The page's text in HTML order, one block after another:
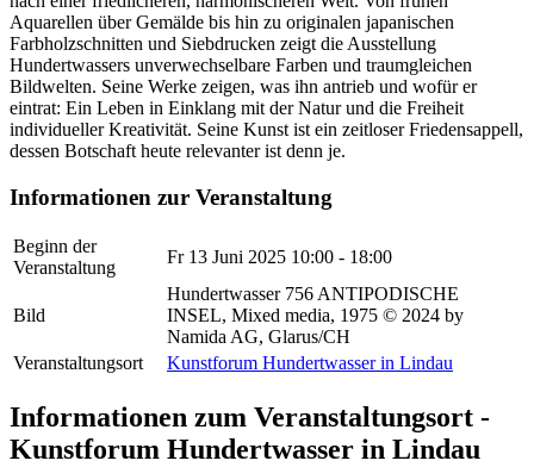
Aquarellen über Gemälde bis hin zu originalen japanischen
Farbholzschnitten und Siebdrucken zeigt die Ausstellung
Hundertwassers unverwechselbare Farben und traumgleichen
Bildwelten. Seine Werke zeigen, was ihn antrieb und wofür er
eintrat: Ein Leben in Einklang mit der Natur und die Freiheit
individueller Kreativität. Seine Kunst ist ein zeitloser Friedensappell,
dessen Botschaft heute relevanter ist denn je.
Informationen zur Veranstaltung
Beginn der
Veranstaltung
Fr 13 Juni 2025 10:00 - 18:00
Bild
Hundertwasser 756 ANTIPODISCHE
INSEL, Mixed media, 1975 © 2024 by
Namida AG, Glarus/CH
Veranstaltungsort
Kunstforum Hundertwasser in Lindau
Informationen zum Veranstaltungsort -
Kunstforum Hundertwasser in Lindau